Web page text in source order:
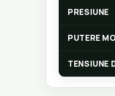
PRESIUNE
PUTERE
TENSIUNE